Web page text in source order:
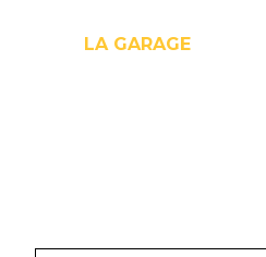
LA GARAGE